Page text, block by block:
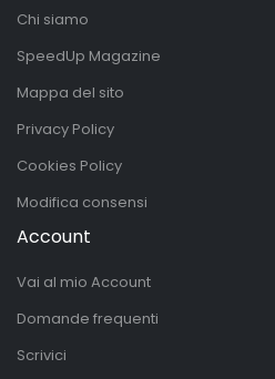
Chi siamo
SpeedUp Magazine
Mappa del sito
Privacy Policy
Cookies Policy
Modifica consensi
Account
Vai al mio Account
Domande frequenti
Scrivici